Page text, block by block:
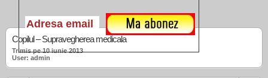
Copilul – Supravegherea medicala
Trimis pe 10 iunie 2013
User: admin